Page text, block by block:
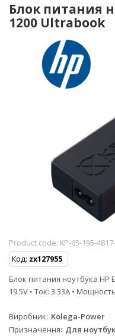
Блок питания
1200 Ultrabook
Product code: KP-65-195-
Код: zx127955
Блок питания ноутбука HP
19.5V • Ток: 3.33A •
Виробник Kolega-Power
Призначення Для